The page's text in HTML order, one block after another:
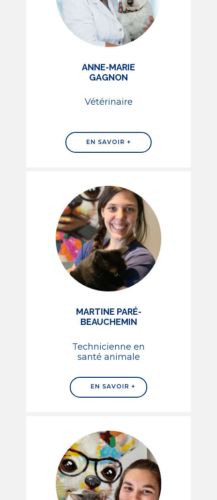
ANNE-MARIE
GAGNON
Vétérinaire
EN SAVOIR +
MARTINE PARÉ-
BEAUCHEMIN
Technicienne en
santé animale
EN SAVOIR +